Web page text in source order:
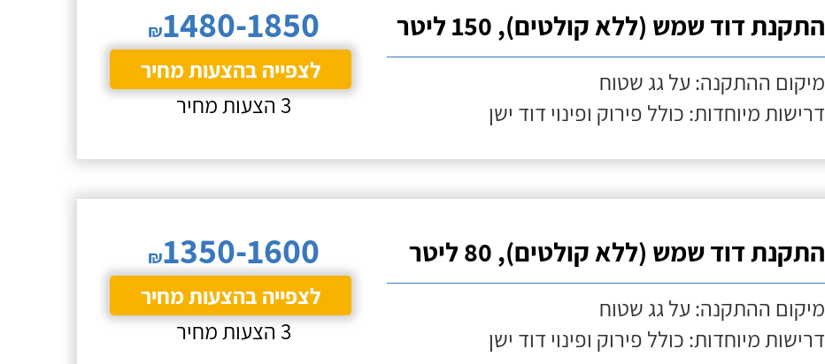
התקנת דוד שמש (ללא קולטים), 150 ליטר
מיקום ההתקנה: על גג שטוח
דרישות מיוחדות: כולל פירוק ופינוי דוד ישן
₪1480-1850
לצפייה בהצעות מחיר
3 הצעות מחיר
התקנת דוד שמש (ללא קולטים), 80 ליטר
מיקום ההתקנה: על גג שטוח
דרישות מיוחדות: כולל פירוק ופינוי דוד ישן
₪1350-1600
לצפייה בהצעות מחיר
3 הצעות מחיר